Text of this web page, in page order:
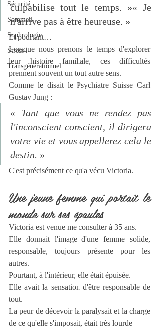
Sécurité
Sommeil
Sophrologie
Stress
Transgénérationnel
culpabilise tout le temps. »« Je
n'arrive pas à être heureuse. »
Et pourtant…
Lorsque nous prenons le temps d'explorer
leur histoire familiale, ces difficultés
prennent souvent un tout autre sens.
Comme le disait le Psychiatre Suisse Carl
Gustav Jung :
« Tant que vous ne rendez pas
l'inconscient conscient, il dirigera
votre vie et vous appellerez cela le
destin. »
C'est précisément ce qu'a vécu Victoria.
Une jeune femme qui portait le
monde sur ses épaules
Victoria est venue me consulter à 35 ans.
Elle donnait l'image d'une femme solide,
responsable, toujours présente pour les
autres.
Pourtant, à l'intérieur, elle était épuisée.
Elle avait la sensation d'être responsable de
tout.
La peur de décevoir la paralysait et la charge
de ce qu'elle s'imposait, était très lourde